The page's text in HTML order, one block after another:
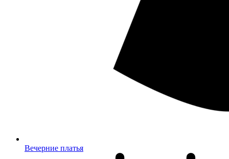
Вечерние платья